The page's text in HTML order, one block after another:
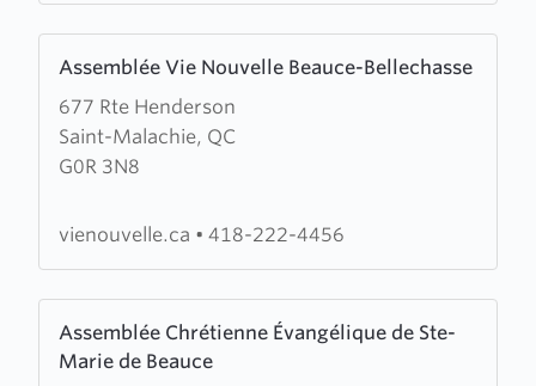
Assemblée Vie Nouvelle Beauce-Bellechasse
677 Rte Henderson
Saint-Malachie, QC
G0R 3N8
more
about
Assemblée
Vie
Beauce-
vienouvelle.ca • 418-222-4456
Assemblée Chrétienne Évangélique de Ste-
Marie de Beauce
more
about